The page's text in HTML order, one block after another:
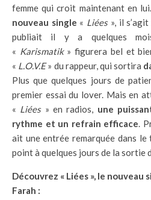
femme qui croit maintenant en
nouveau single « Liées », il
publiait il y a quelques
« Karismatik » figurera bel et
« L.O.V.E» du rappeur, qui sortira
Plus que quelques jours de
premier essai du lover. Mais en
« Liées» en radios, une
rythme et un refrain efficace.
ait une entrée remarquée dans
point à quelques jours de la sortie
Découvrez « Liées », le nouveau
Farah :